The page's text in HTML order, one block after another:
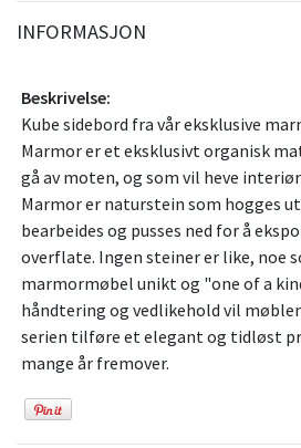
INFORMASJON
Beskrivelse:
Kube sidebord fra vår eksklusive
Marmor er et eksklusivt organisk
gå av moten, og som vil heve
Marmor er naturstein som hogges
bearbeides og pusses ned for å
overflate. Ingen steiner er like, noe
marmormøbel unikt og "one of a
håndtering og vedlikehold vil
serien tilføre et elegant og tidløst
mange år fremover.